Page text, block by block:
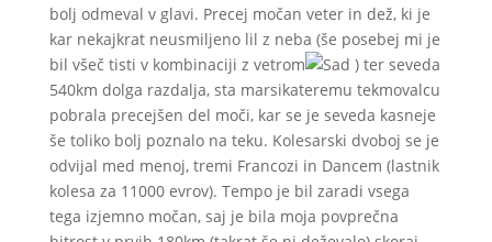
bolj odmeval v glavi. Precej močan veter in dež, ki je
kar nekajkrat neusmiljeno lil z neba (še posebej mi je
bil všeč tisti v kombinaciji z vetrom
) ter seveda
540km dolga razdalja, sta marsikateremu tekmovalcu
pobrala precejšen del moči, kar se je seveda kasneje
še toliko bolj poznalo na teku. Kolesarski dvoboj se je
odvijal med menoj, tremi Francozi in Dancem (lastnik
kolesa za 11000 evrov). Tempo je bil zaradi vsega
tega izjemno močan, saj je bila moja povprečna